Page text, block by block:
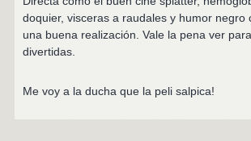
doquier, visceras a raudales y humor
una buena realización. Vale la pena ver
divertidas.
Me voy a la ducha que la peli salpica!